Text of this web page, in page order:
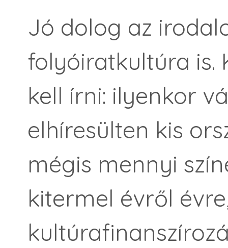
Jó dolog az
folyóiratkultúra is.
kell írni: ilyenkor
elhíresülten kis
mégis mennyi
kitermel évről